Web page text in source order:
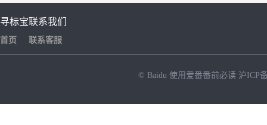
寻标宝
首页
联系我们
联系客服
© Baidu 使用爱番番前必读 沪ICP